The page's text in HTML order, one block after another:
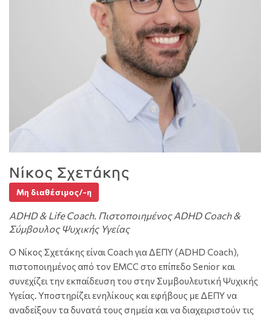
Νίκος Σχετάκης
Μη διαθέσιμος/-η
ADHD & Life Coach. Πιστοποιημένος ADHD Coach &
Σύμβουλος Ψυχικής Υγείας
Ο Νίκος Σχετάκης είναι Coach για ΔΕΠΥ (ADHD Coach),
πιστοποιημένος από τον EMCC στο επίπεδο Senior και
συνεχίζει την εκπαίδευση του στην Συμβουλευτική Ψυχικής
Υγείας. Υποστηρίζει ενηλίκους και εφήβους με ΔΕΠΥ να
αναδείξουν τα δυνατά τους σημεία και να διαχειριστούν τις